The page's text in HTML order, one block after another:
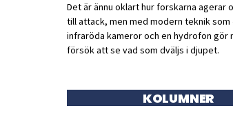
Det är ännu oklart hur forskarna agerar
till attack, men med modern teknik som
infraröda kameror och en hydrofon gör
försök att se vad som dväljs i djupet.
KOLUMNER